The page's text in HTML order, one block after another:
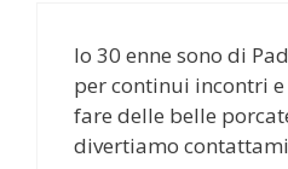
Io 30 enne sono di
per continui incontri
fare delle belle
divertiamo